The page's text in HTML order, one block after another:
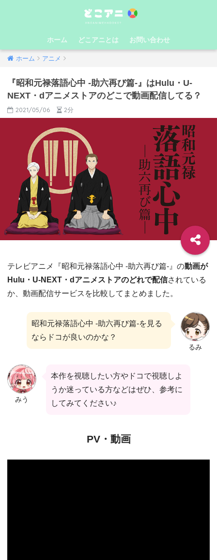
ホーム どこアニとは お問い合わせ
ホーム アニメ
『昭和元禄落語心中 -助六再び篇-』はHulu・U-
NEXT・dアニメストアのどこで動画配信してる？
2021/05/06 2分
テレビアニメ『昭和元禄落語心中 -助六再び篇-』の動画が
Hulu・U-NEXT・dアニメストアのどれで配信されている
か、動画配信サービスを比較してまとめました。
るみ
昭和元禄落語心中 -助六再び篇-を見る
ならドコが良いのかな？
みう
本作を視聴したい方やドコで視聴しよ
うか迷っている方などはぜひ、参考に
してみてください♪
PV・動画